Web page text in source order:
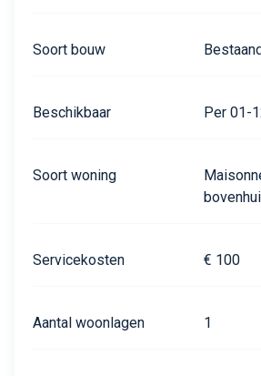
Soort bouw
Beschikbaar Per 01-
Soort woning
Servicekosten € 100
Aantal woonlagen 1